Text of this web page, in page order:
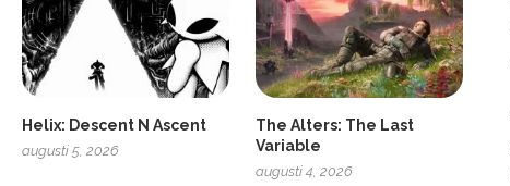
Helix: Descent N Ascent
augusti 5, 2026
The Alters: The Last
Variable
augusti 4, 2026